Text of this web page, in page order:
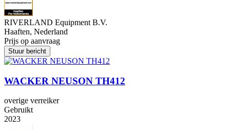
RIVERLAND Equipment B.V.
Haaften, Nederland
Prijs op aanvraag
Stuur bericht
WACKER NEUSON TH412
overige verreiker
Gebruikt
2023